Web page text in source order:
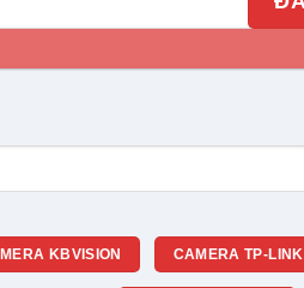
KBVISION CAMERA TP-LINK